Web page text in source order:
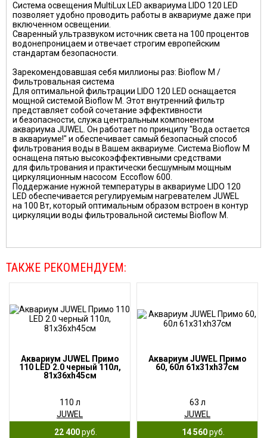
Система освещения MultiLux LED аквариума LIDO 120 LED
позволяет удобно проводить работы в аквариуме даже при
включенном освещении.
Сваренный ультразвуком источник света на 100 процентов
водонепроницаем и отвечает строгим европейским
стандартам безопасности.
Зарекомендовавшая себя миллионы раз: Bioflow M /
Фильтровальная система
Для оптимальной фильтрации LIDO 120 LED оснащается
мощной системой Bioflow M. Этот внутренний фильтр
представляет собой сочетание эффективности
и безопасности, служа центральным компонентом
аквариума JUWEL. Он работает по принципу "Вода остается
в аквариуме!" и обеспечивает самый безопасный способ
фильтрования воды в Вашем аквариуме. Система Bioflow M
оснащена пятью высокоэффективными средствами
для фильтрования и практически бесшумным мощным
циркуляционным насосом Eccoflow 600.
Поддержание нужной температуры в аквариуме LIDO 120
LED обеспечивается регулируемым нагревателем JUWEL
на 100 Вт, который оптимальным образом встроен в контур
циркуляции воды фильтровальной системы Bioflow M.
ТАКЖЕ РЕКОМЕНДУЕМ:
Аквариум JUWEL Примо
110 LED 2.0 черный 110л,
81х36хh45см
110 л
JUWEL
22 400руб.
Аквариум JUWEL Примо
60, 60л 61х31хh37см
63 л
JUWEL
14 560руб.